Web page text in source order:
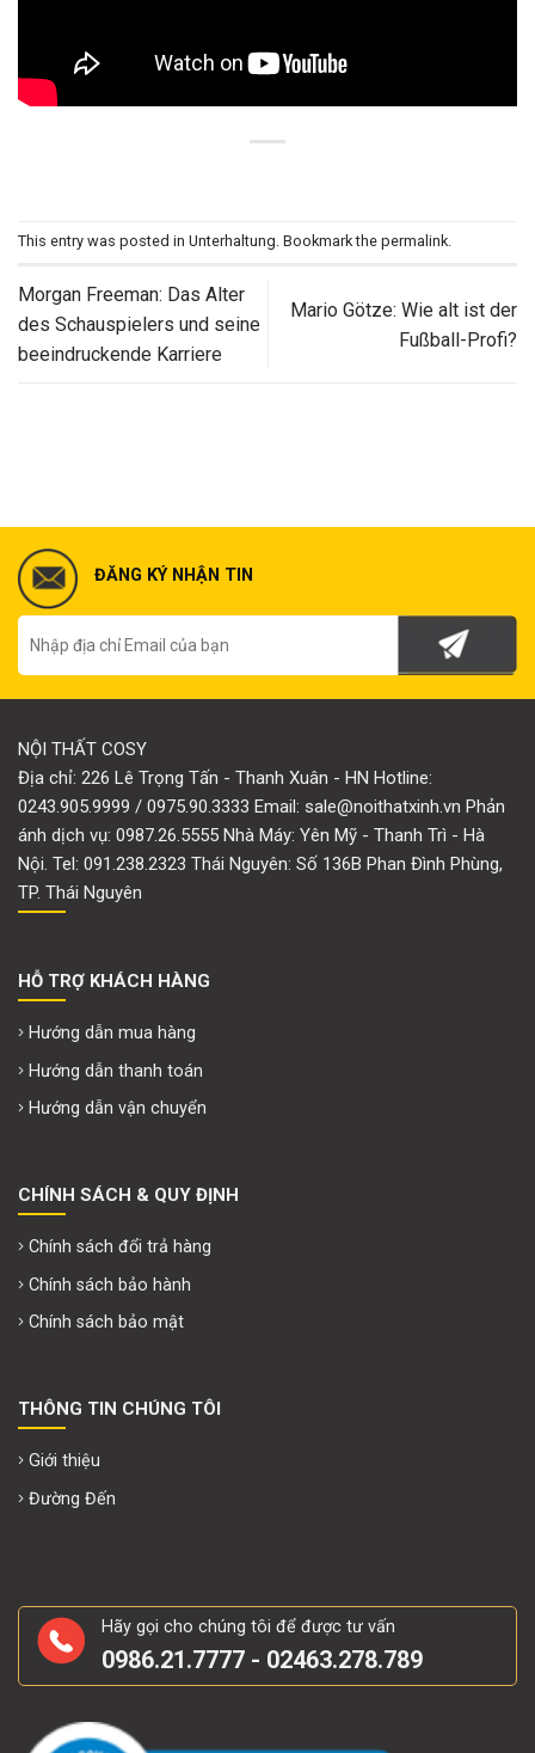
This entry was posted in Unterhaltung. Bookmark the permalink.
Morgan Freeman: Das Alter
des Schauspielers und seine
beeindruckende Karriere
Mario Götze: Wie alt ist der
Fußball-Profi?
ĐĂNG KÝ NHẬN TIN
NỘI THẤT COSY
Địa chỉ: 226 Lê Trọng Tấn - Thanh Xuân - HN Hotline:
0243.905.9999 / 0975.90.3333 Email: sale@noithatxinh.vn Phản
ánh dịch vụ: 0987.26.5555 Nhà Máy: Yên Mỹ - Thanh Trì - Hà
Nội. Tel: 091.238.2323 Thái Nguyên: Số 136B Phan Đình Phùng,
TP. Thái Nguyên
HỖ TRỢ KHÁCH HÀNG
Hướng dẫn mua hàng
Hướng dẫn thanh toán
Hướng dẫn vận chuyển
CHÍNH SÁCH & QUY ĐỊNH
Chính sách đổi trả hàng
Chính sách bảo hành
Chính sách bảo mật
THÔNG TIN CHÚNG TÔI
Giới thiệu
Đường Đến
Hãy gọi cho chúng tôi để được tư vấn
0986.21.7777 - 02463.278.789